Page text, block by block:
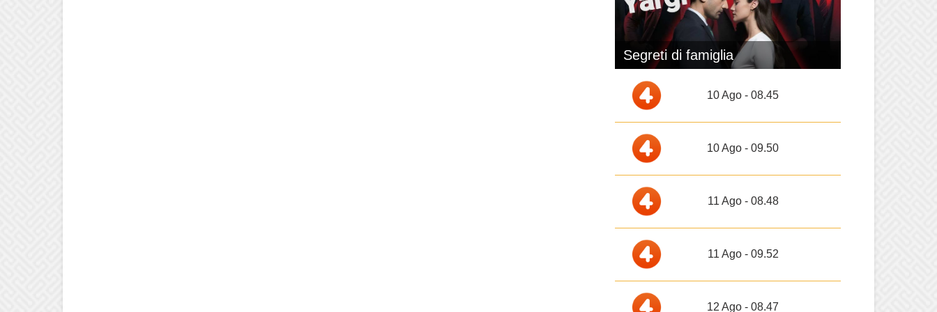
Segreti di famiglia
10 Ago - 08.45
10 Ago - 09.50
11 Ago - 08.48
11 Ago - 09.52
12 Ago - 08.47